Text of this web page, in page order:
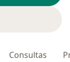
Consultas